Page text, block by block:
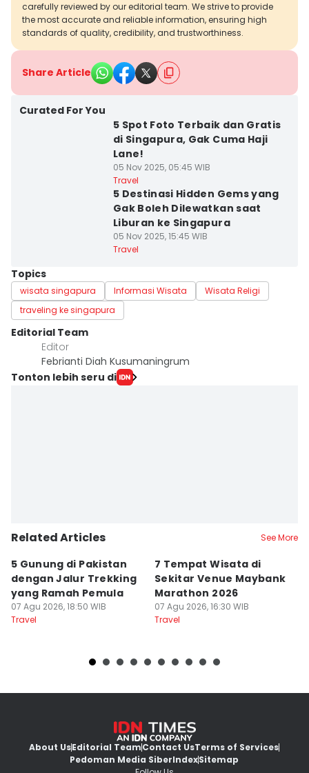
carefully reviewed by our editorial team. We strive to provide
the most accurate and reliable information, ensuring high
standards of quality, credibility, and trustworthiness.
Share Article
Curated For You
5 Spot Foto Terbaik dan Gratis
di Singapura, Gak Cuma Haji
Lane!
05 Nov 2025, 05:45 WIB
Travel
5 Destinasi Hidden Gems yang
Gak Boleh Dilewatkan saat
Liburan ke Singapura
05 Nov 2025, 15:45 WIB
Travel
Topics
wisata singapura Informasi Wisata
Wisata Religi
traveling ke singapura
Editorial Team
Editor
Febrianti Diah Kusumaningrum
Tonton lebih seru di
Related Articles See More
5 Gunung di Pakistan
dengan Jalur Trekking
yang Ramah Pemula
07 Agu 2026, 18:50 WIB
Travel
7 Tempat Wisata di
Sekitar Venue Maybank
Marathon 2026
07 Agu 2026, 16:30 WIB
Travel
About UsEditorial TeamContact UsTerms of Services
Pedoman Media SiberIndexSitemap